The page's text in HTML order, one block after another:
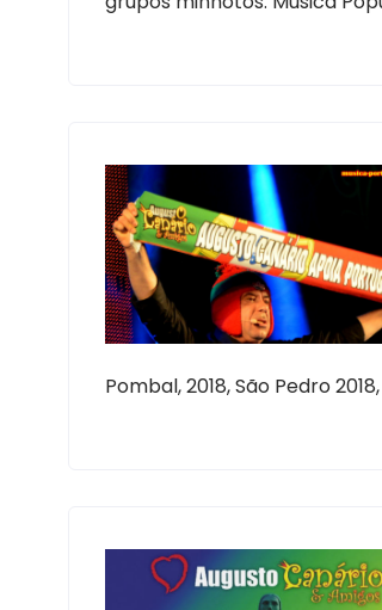
Pombal, 2018, São Pedro